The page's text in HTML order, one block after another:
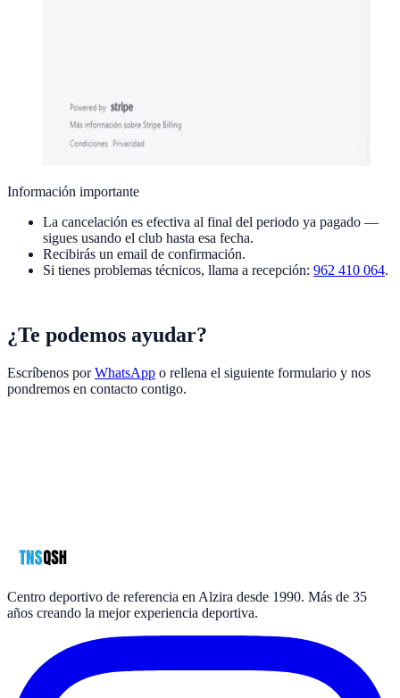
Información importante
La cancelación es efectiva al final del periodo ya pagado —
sigues usando el club hasta esa fecha.
Recibirás un email de confirmación.
Si tienes problemas técnicos, llama a recepción: 962 410 064.
¿Te podemos ayudar?
Escríbenos por WhatsApp o rellena el siguiente formulario y nos
pondremos en contacto contigo.
Centro deportivo de referencia en Alzira desde 1990. Más de 35
años creando la mejor experiencia deportiva.